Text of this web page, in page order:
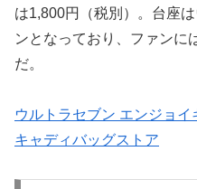
は1,800円（税別）。台座
ンとなっており、ファンに
だ。
ウルトラセブン エンジョ
キャディバッグストア